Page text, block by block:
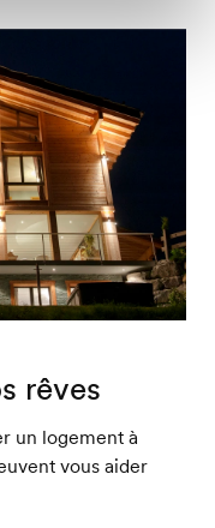
rêves
un logement à
vous aider